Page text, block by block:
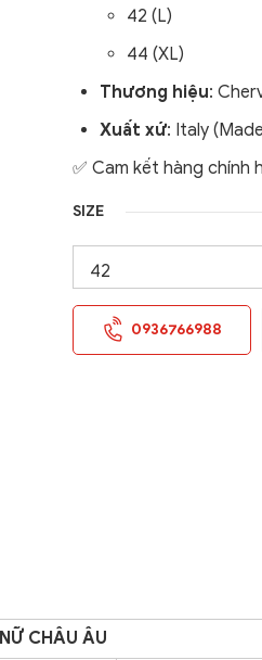
42 (L)
44 (XL)
Thương hiệu:
Xuất xứ: Italy
✅ Cam kết hàng chính
SIZE
0936766988
CHÂU ÂU